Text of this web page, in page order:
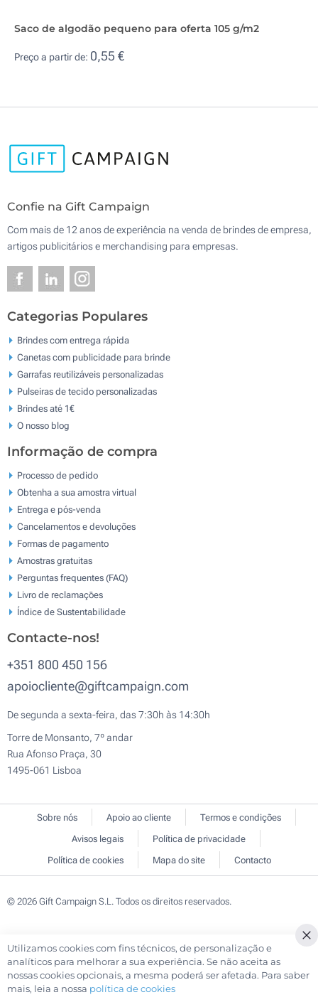
Saco de algodão pequeno para oferta 105 g/m2
Preço a partir de: 0,55 €
Confie na Gift Campaign
Com mais de 12 anos de experiência na venda de brindes de empresa,
artigos publicitários e merchandising para empresas.
Categorias Populares
Brindes com entrega rápida
Canetas com publicidade para brinde
Garrafas reutilizáveis personalizadas
Pulseiras de tecido personalizadas
Brindes até 1€
O nosso blog
Informação de compra
Processo de pedido
Obtenha a sua amostra virtual
Entrega e pós-venda
Cancelamentos e devoluções
Formas de pagamento
Amostras gratuitas
Perguntas frequentes (FAQ)
Livro de reclamaçōes
Índice de Sustentabilidade
Contacte-nos!
+351 800 450 156
apoiocliente@giftcampaign.com
De segunda a sexta-feira, das 7:30h às 14:30h
Torre de Monsanto, 7º andar
Rua Afonso Praça, 30
1495-061 Lisboa
Sobre nós Apoio ao cliente
Termos e condições
Avisos legais
Política de privacidade
Política de cookies
Mapa do site Contacto
© 2026 Gift Campaign S.L. Todos os direitos reservados.
Utilizamos cookies com fins técnicos, de personalização e
analíticos para melhorar a sua experiência. Se não aceita as
nossas cookies opcionais, a mesma poderá ser afetada. Para saber
mais, leia a nossa política de cookies